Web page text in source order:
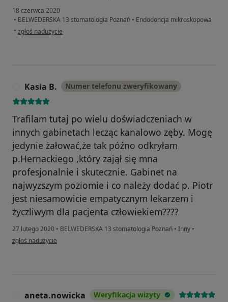
18 czerwca 2020
• BELWEDERSKA 13 stomatologia Poznań • Endodoncja mikroskopowa
• w opinii użytkownika Konto zostało usunięte
zgłoś nadużycie
Kasia B. Numer telefonu zweryfikowany
Trafilam tutaj po wielu doświadczeniach w
innych gabinetach lecząc kanalowo zęby. Mogę
jedynie żałować,że tak późno odkryłam
p.Hernackiego ,który zajął się mna
profesjonalnie i skutecznie. Gabinet na
najwyzszym poziomie i co należy dodać p. Piotr
jest niesamowicie empatycznym lekarzem i
życzliwym dla pacjenta człowiekiem????
27 lutego 2020 • BELWEDERSKA 13 stomatologia Poznań • Inny •
w opinii użytkownika Kasia B.
zgłoś nadużycie
aneta.nowicka Weryfikacja wizyty